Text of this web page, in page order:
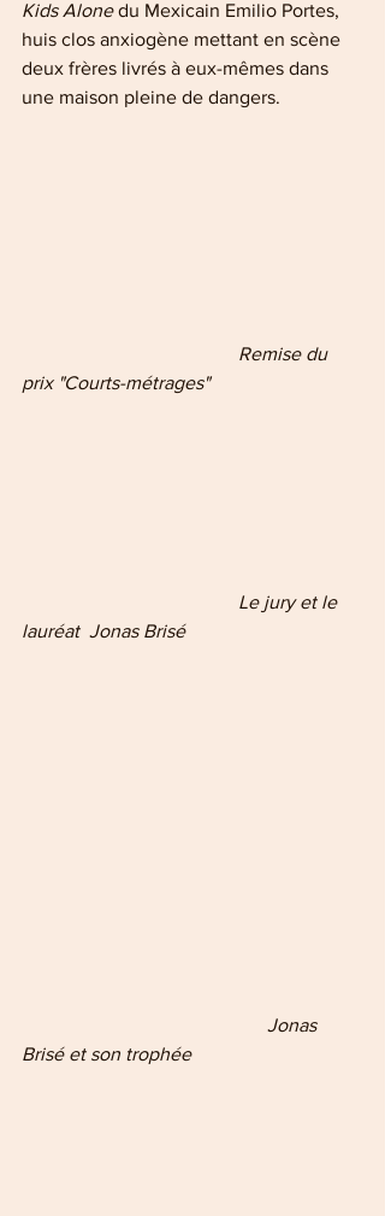
Kids Alone du Mexicain Emilio Portes,
huis clos anxiogène mettant en scène
deux frères livrés à eux-mêmes dans
une maison pleine de dangers.
prix "Courts-métrages"
lauréat  Jonas Brisé
Jonas
Brisé et son trophée